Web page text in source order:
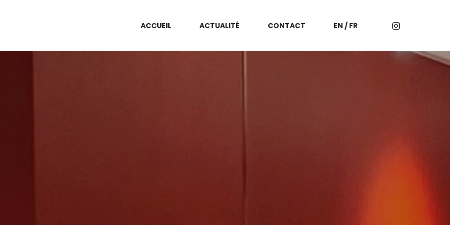
ACCUEIL ACTUALITÉ CONTACT EN / FR